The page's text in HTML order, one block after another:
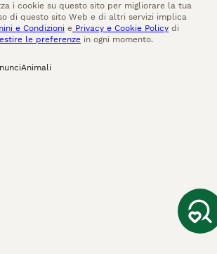
i cookie su questo sito per migliorare la tua
di questo sito Web e di altri servizi implica
e Condizioni e Privacy e Cookie Policy di
le preferenze in ogni momento.